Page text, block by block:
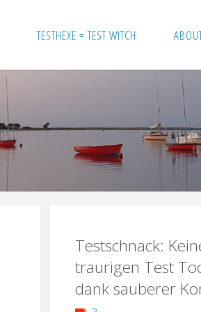
TESTHEXE = TEST WITCH
Testschnack:
traurigen Test
dank sauberer